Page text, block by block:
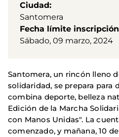
Ciudad
Santomera
Fecha límite inscripción
Sábado, 09 marzo, 2024
Santomera, un rincón lleno
solidaridad, se prepara para
combina deporte, belleza
Edición de la Marcha
con Manos Unidas". La
comenzado, y mañana, 10